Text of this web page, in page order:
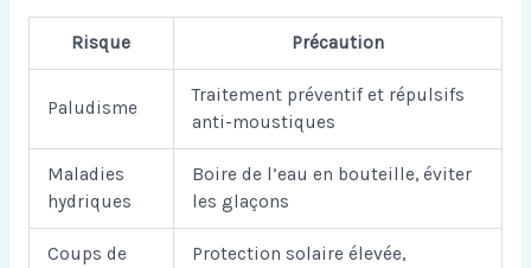
Risque Précaution
Paludisme
Traitement préventif et répulsifs
anti-moustiques
Maladies
hydriques
Boire de l’eau en bouteille, éviter
les glaçons
Coups de
Protection solaire élevée,